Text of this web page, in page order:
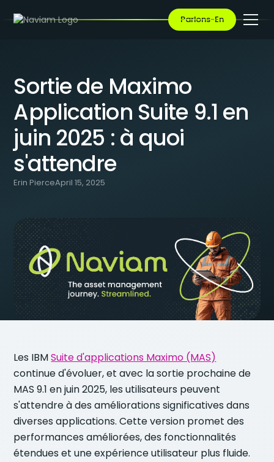
Parlons-En
BLOG / SORTIE DE MAXIMO APPLICATION SUITE 9.1 EN JUIN 2025 : À
QUOI S'ATTENDRE
Sortie de Maximo
Application Suite 9.1 en
juin 2025 : à quoi
s'attendre
Erin PierceApril 15, 2025
Les IBMSuite d'applications Maximo (MAS)
continue d'évoluer, et avec la sortie prochaine de
MAS 9.1 en juin 2025, les utilisateurs peuvent
s'attendre à des améliorations significatives dans
diverses applications. Cette version promet des
performances améliorées, des fonctionnalités
étendues et une expérience utilisateur plus fluide.